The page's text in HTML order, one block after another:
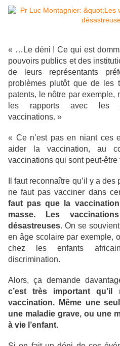
« …Le déni ! Ce qui est
pouvoirs publics et des
de leurs représentants
problèmes plutôt que de les
patents, le nôtre par exemple,
les rapports avec les
vaccinations. »
« Ce n’est pas en niant ces
aider la vaccination, au
vaccinations qui sont peut-être
Il faut reconnaître qu’il y a
ne faut pas vacciner dans
faut pas que la
masse. Les
désastreuses. On se
en âge scolaire par exemple,
chez les enfants
discrimination.
Alors, ça demande
c’est très important
vaccination. Même une
une maladie grave, ou une
à vie l’enfant.